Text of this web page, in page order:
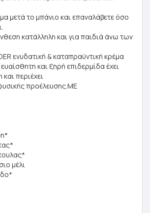
μετά το μπάνιο και επαναλάβετε όσο
κατάλληλη και για παιδιά άνω των
ενυδατική & καταπραϋντική κρέμα
και ξηρή επιδερμίδα έχει
περιέχει
προέλευσης.ΜΕ
μέλι